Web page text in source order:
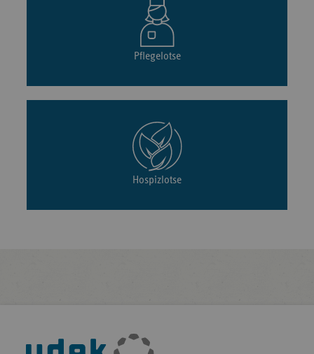
Pflegelotse
Hospizlotse
Fußleisten-